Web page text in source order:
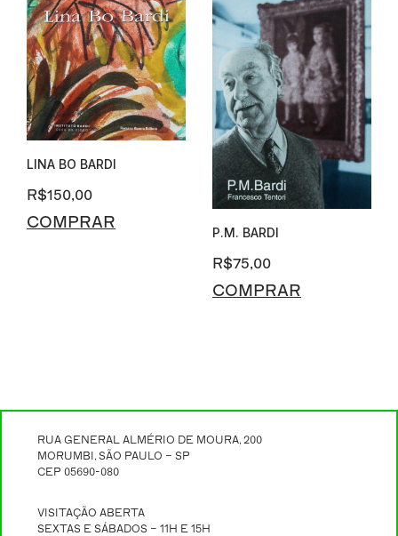
LINA BO BARDI
R$150,00
COMPRAR
P.M. BARDI
R$75,00
COMPRAR
RUA GENERAL ALMÉRIO DE MOURA, 200
MORUMBI, SÃO PAULO – SP
CEP 05690-080
VISITAÇÃO ABERTA
SEXTAS E SÁBADOS – 11H E 15H